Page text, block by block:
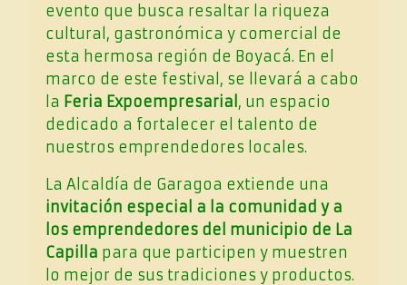
evento que busca resaltar la riqueza
cultural, gastronómica y comercial de
esta hermosa región de Boyacá. En el
marco de este festival, se llevará a cabo
la Feria Expoempresarial , un espacio
dedicado a fortalecer el talento de
nuestros emprendedores locales.
La Alcaldía de Garagoa extiende una
invitación especial a la comunidad y a
los emprendedores del municipio de La
Capilla para que participen y muestren
lo mejor de sus tradiciones y productos.